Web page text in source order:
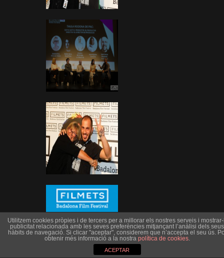
Utilitzem cookies pròpies i de tercers per a millorar els nostres serveis i
publicitat relacionada amb les seves preferències mitjançant l’anàlisi dels seus
hàbits de navegació. Si clicar "aceptar", considerem que n’accepta el seu ús.
obtenir més informació a la nostra política de cookies.
ACEPTAR